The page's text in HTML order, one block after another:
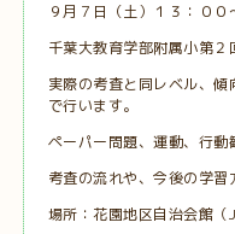
９月７日（土）１３：００
千葉大教育学部附属小第２
実際の考査と同レベル、
で行います。
ペーパー問題、運動、行動
考査の流れや、今後の学習
場所：花園地区自治会館（